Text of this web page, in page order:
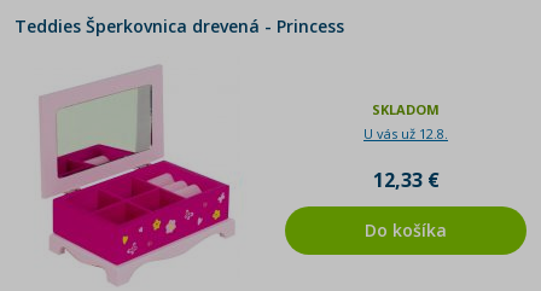
Teddies Šperkovnica drevená - Princess
SKLADOM
U vás už 12.8.
12,33 €
Do košíka